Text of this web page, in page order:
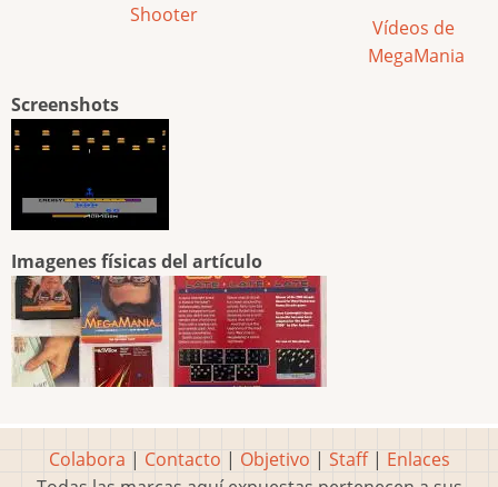
Shooter
Vídeos de
MegaMania
Screenshots
Imagenes físicas del artículo
Colabora | Contacto | Objetivo | Staff| Enlaces